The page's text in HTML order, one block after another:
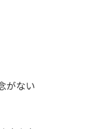
がない